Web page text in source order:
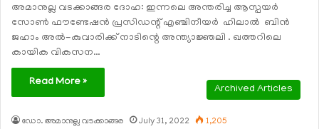
അമാനുല്ല വടക്കാങ്ങര ദോഹ: ഇന്നലെ അന്തരിച്ച ആസ്പയര്‍
സോണ്‍ ഫൗണ്ടേഷന്‍ പ്രസിഡന്റ് എഞ്ചിനീയര്‍ ഹിലാൽ ബിന്‍
ജഹാം അല്‍-കുവാരിക്ക് നാടിന്റെ അന്ത്യാജ്ഞലി . ഖത്തറിലെ
കായിക വികസന…
Read More »
Archived Articles
ഡോ. അമാനുല്ല വടക്കാങ്ങര July 31, 2022 1,205